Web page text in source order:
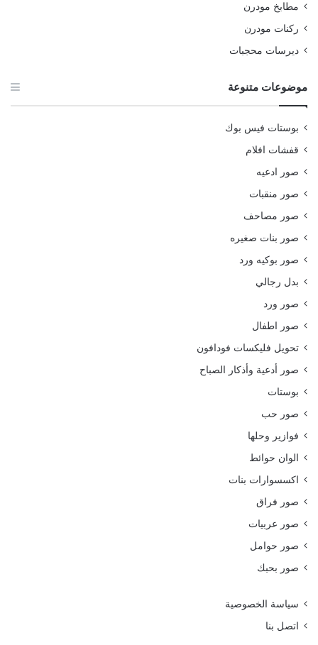
مطابخ مودرن
ركنات مودرن
ديرسات محجبات
موضوعات متنوعة
بوستات فيس بوك
قفشات افلام
صور ادعيه
صور منقبات
صور مصاحف
صور بنات صغيره
صور بوكيه ورد
بدل رجالي
صور ورد
صور اطفال
تحويل فليكسات فودافون
صور أدعية وأذكار الصباح
بوستات
صور حب
فوازير وحلها
الوان حوائط
اكسسوارات بنات
صور فراق
صور عربيات
صور حوامل
صور بحبك
سياسة الخصوصية
اتصل بنا